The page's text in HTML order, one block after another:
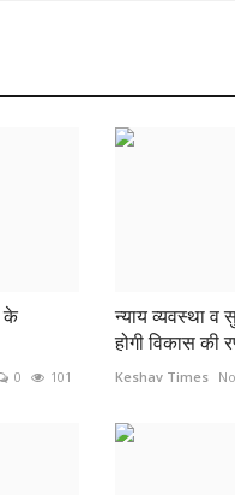
के
0 101
न्याय व्यवस्था
होगी विकास की
Keshav Times